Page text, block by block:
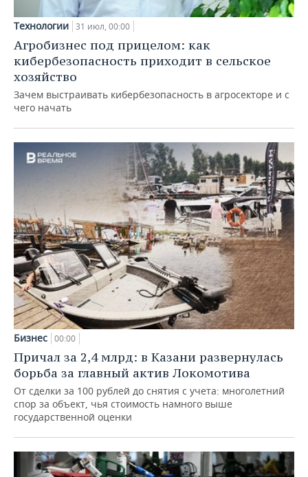
Технологии 31 июл, 00:00
Агробизнес под прицелом: как
кибербезопасность приходит в сельское
хозяйство
Зачем выстраивать кибербезопасность в агросекторе и с
чего начать
Бизнес 00:00
Причал за 2,4 млрд: в Казани развернулась
борьба за главный актив Локомотива
От сделки за 100 рублей до снятия с учета: многолетний
спор за объект, чья стоимость намного выше
государственной оценки